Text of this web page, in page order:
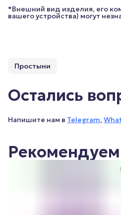
*Внешний вид изделия, его
вашего устройства) могут
Простыни
Остались
Напишите нам в Telegram,